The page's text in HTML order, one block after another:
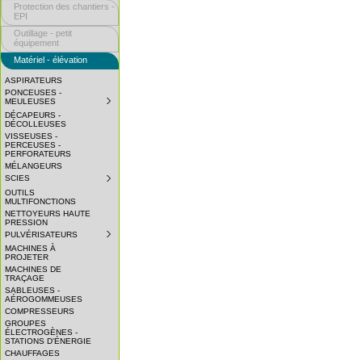
Protection des chantiers -
EPI
Outillage - petit
équipement
Matériel - élévation
ASPIRATEURS
PONCEUSES -
MEULEUSES
DÉCAPEURS -
DÉCOLLEUSES
VISSEUSES -
PERCEUSES -
PERFORATEURS
MÉLANGEURS
SCIES
OUTILS
MULTIFONCTIONS
NETTOYEURS HAUTE
PRESSION
PULVÉRISATEURS
MACHINES À
PROJETER
MACHINES DE
TRAÇAGE
SABLEUSES -
AÉROGOMMEUSES
COMPRESSEURS
GROUPES
ÉLECTROGÈNES -
STATIONS D'ÉNERGIE
CHAUFFAGES